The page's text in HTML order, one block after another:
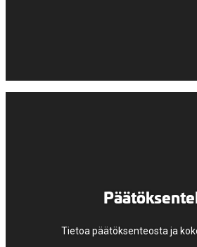
Tietoa päätöksenteosta ja